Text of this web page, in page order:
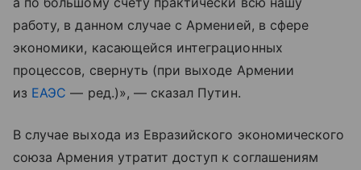
работу, в данном случае с Арменией, в сфере
экономики, касающейся интеграционных
процессов, свернуть (при выходе Армении
из ЕАЭС — ред.)», — сказал Путин.
В случае выхода из Евразийского экономического
союза Армения утратит доступ к соглашениям